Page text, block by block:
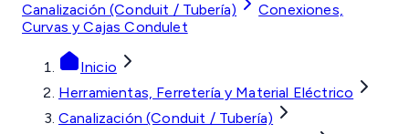
Canalización (Conduit / Tubería)
Conexiones,
Curvas y Cajas Condulet
Inicio
Herramientas, Ferretería y Material Eléctrico
Canalización (Conduit / Tubería)